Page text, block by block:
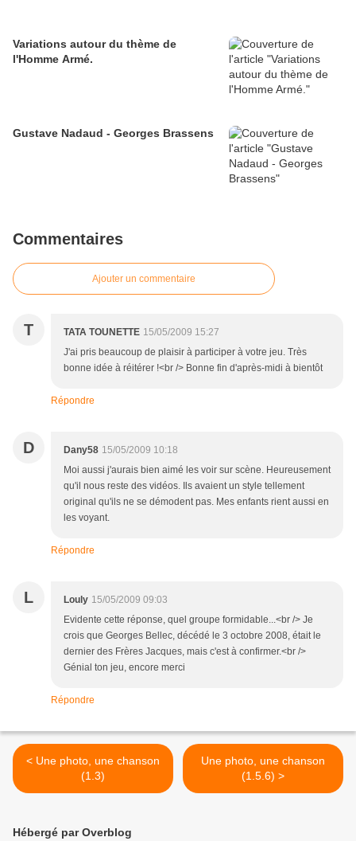
Variations autour du thème de
l'Homme Armé.
Gustave Nadaud - Georges Brassens
Commentaires
Ajouter un commentaire
T TATA TOUNETTE 15/05/2009 15:27
J'ai pris beaucoup de plaisir à participer à votre jeu. Très
bonne idée à réitérer !<br /> Bonne fin d'après-midi à bientôt
Répondre
D Dany58 15/05/2009 10:18
Moi aussi j'aurais bien aimé les voir sur scène. Heureusement
qu'il nous reste des vidéos. Ils avaient un style tellement
original qu'ils ne se démodent pas. Mes enfants rient aussi en
les voyant.
Répondre
L Louly 15/05/2009 09:03
Evidente cette réponse, quel groupe formidable...<br /> Je
crois que Georges Bellec, décédé le 3 octobre 2008, était le
dernier des Frères Jacques, mais c'est à confirmer.<br />
Génial ton jeu, encore merci
Répondre
< Une photo, une chanson
(1.3)
Une photo, une chanson
(1.5.6) >
Hébergé par Overblog